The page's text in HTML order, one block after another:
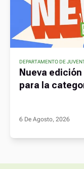
DEPARTAMENTO DE
Nueva
para la
6 De Agosto, 2026